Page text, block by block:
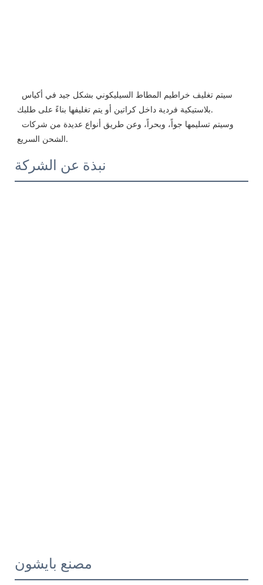
بلاستيكية فردية داخل كراتين أو يتم تغليفها بناءً على طلبك.
الشحن السريع.
نبذة عن الشركة
مصنع بايشون